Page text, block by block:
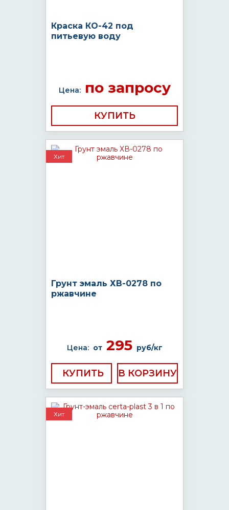
Краска КО-42 под
питьевую воду
Цена:по запросу
КУПИТЬ
Хит
Грунт эмаль ХВ-0278 по
ржавчине
Цена: от295 руб/кг
КУПИТЬ
Хит